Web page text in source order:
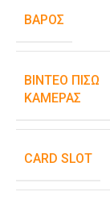
ΒΆΡΟΣ
ΒΊΝΤΕΟ ΠΊΣΩ
ΚΆΜΕΡΑΣ
CARD SLOT